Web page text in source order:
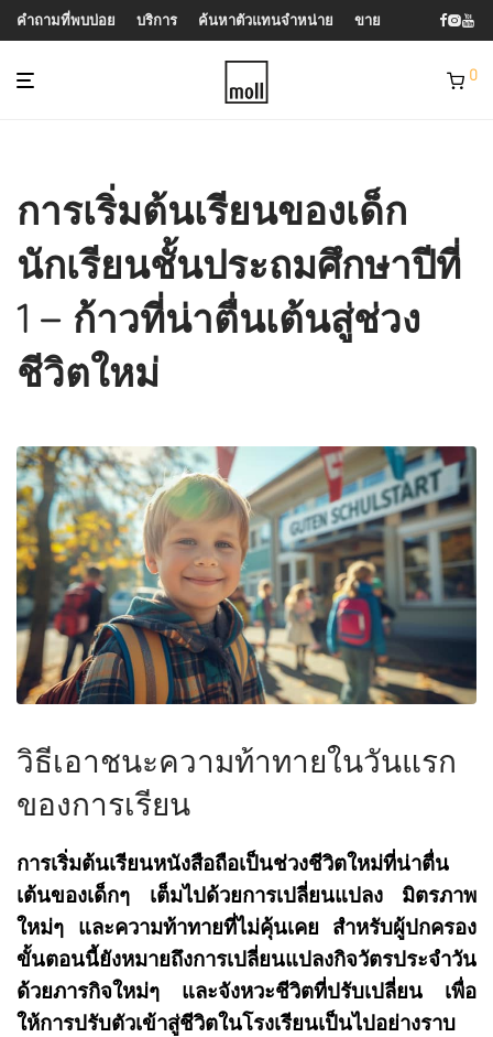
คำถามที่พบบ่อย บริการ ค้นหาตัวแทนจำหน่าย ขาย
0
การเริ่มต้นเรียนของเด็ก
นักเรียนชั้นประถมศึกษาปีที่
1 – ก้าวที่น่าตื่นเต้นสู่ช่วง
ชีวิตใหม่
วิธีเอาชนะความท้าทายในวันแรก
ของการเรียน
การเริ่มต้นเรียนหนังสือถือเป็นช่วงชีวิตใหม่ที่น่าตื่น
เต้นของเด็กๆ เต็มไปด้วยการเปลี่ยนแปลง มิตรภาพ
ใหม่ๆ และความท้าทายที่ไม่คุ้นเคย สำหรับผู้ปกครอง
ขั้นตอนนี้ยังหมายถึงการเปลี่ยนแปลงกิจวัตรประจำวัน
ด้วยภารกิจใหม่ๆ และจังหวะชีวิตที่ปรับเปลี่ยน เพื่อ
ให้การปรับตัวเข้าสู่ชีวิตในโรงเรียนเป็นไปอย่างราบ